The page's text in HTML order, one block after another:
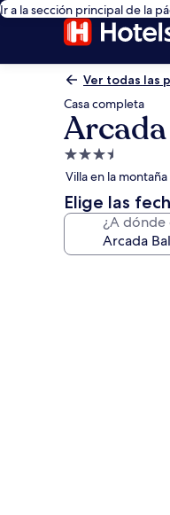
Ir a la sección principal de la
Ver todas las
Casa completa
Propiedad
de
3.5
estrellas
Villa en la
Elige las
¿A dónde